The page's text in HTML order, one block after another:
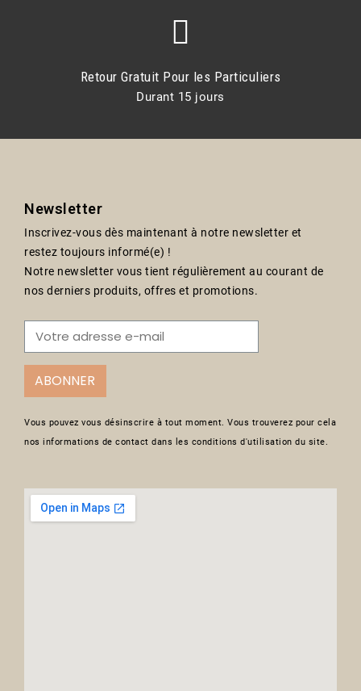
Retour Gratuit Pour les Particuliers
Durant 15 jours
Newsletter
Inscrivez-vous dès maintenant à notre newsletter et
restez toujours informé(e) !
Notre newsletter vous tient régulièrement au courant de
nos derniers produits, offres et promotions.
ABONNER
Vous pouvez vous désinscrire à tout moment. Vous trouverez pour cela
nos informations de contact dans les conditions d'utilisation du site.